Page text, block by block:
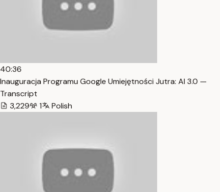
40:36
Inauguracja Programu Google Umiejętności Jutra: AI 3.0 —
Transcript
3,229
1 Polish